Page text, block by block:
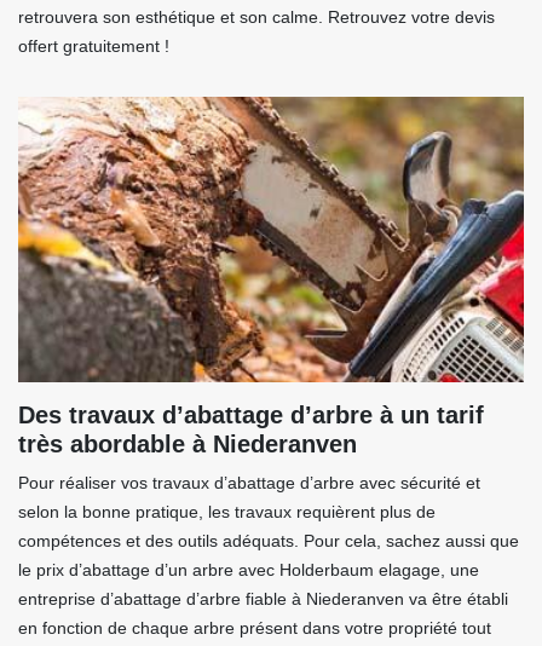
retrouvera son esthétique et son calme. Retrouvez votre devis
offert gratuitement !
Des travaux d’abattage d’arbre à un tarif
très abordable à Niederanven
Pour réaliser vos travaux d’abattage d’arbre avec sécurité et
selon la bonne pratique, les travaux requièrent plus de
compétences et des outils adéquats. Pour cela, sachez aussi que
le prix d’abattage d’un arbre avec Holderbaum elagage, une
entreprise d’abattage d’arbre fiable à Niederanven va être établi
en fonction de chaque arbre présent dans votre propriété tout